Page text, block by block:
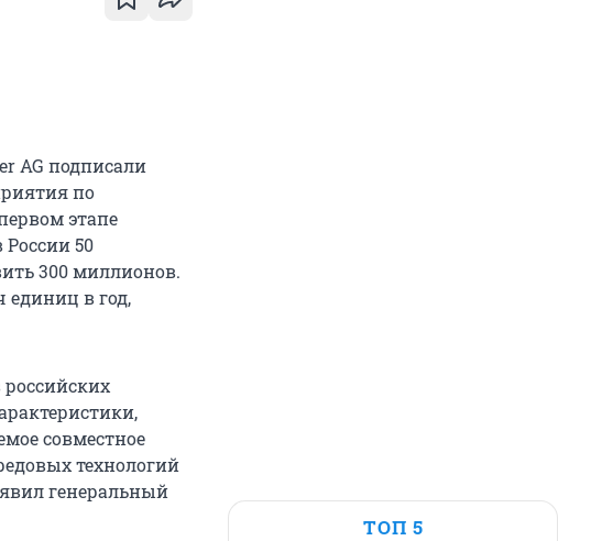
AG подписали
по
этапе
50
300 миллионов.
единиц в год,
совместное
технологий
генеральный
ТОП 5